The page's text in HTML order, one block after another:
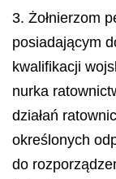
3. Żołnierzom
posiadającym
kwalifikacji
nurka
działań
określonych
do